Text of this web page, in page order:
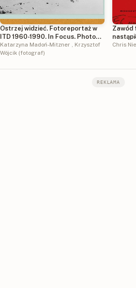
Ostrzej widzieć. Fotoreportaż w
ITD 1960-1990. In Focus. Photo
reportages from ITD 1960-1990
Katarzyna Madoń-Mitzner
Krzysztof
Wójcik (fotograf)
Zawód
Chris
REKLAMA